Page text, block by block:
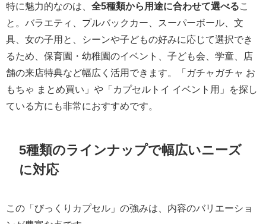
特に魅力的なのは、 全5種類から用途に合わせて選べる こ
と。バラエティ、プルバックカー、スーパーボール、文
具、女の子用と、シーンや子どもの好みに応じて選択でき
るため、保育園・幼稚園のイベント、子ども会、学童、店
舗の来店特典など幅広く活用できます。「ガチャガチャ お
もちゃ まとめ買い」や「カプセルトイ イベント用」を探し
ている方にも非常におすすめです。
5種類のラインナップで幅広いニーズ
に対応
この「びっくりカプセル」の強みは、内容のバリエーショ